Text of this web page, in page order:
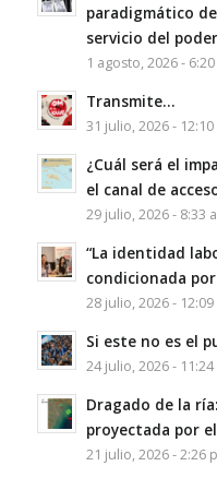
paradigmático
servicio del
1 agosto, 2026 -
Transmite…
31 julio, 2026 -
¿Cuál será el
el canal de
29 julio, 2026 - 8:33
“La identidad
condicionada
28 julio, 2026 -
Si este no es el
24 julio, 2026 - 11:24
Dragado de la
proyectada por
21 julio, 2026 - 2:26